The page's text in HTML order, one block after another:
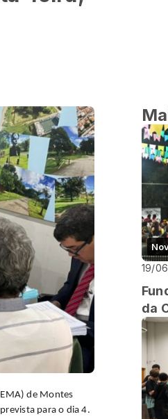
de Montes
para o dia 4.
19/
da